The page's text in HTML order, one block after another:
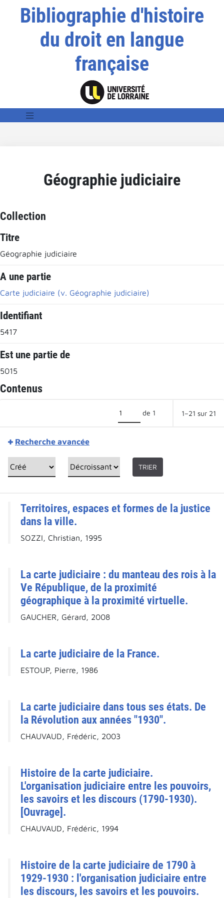
Bibliographie d'histoire
du droit en langue
française
Géographie judiciaire
Collection
Titre
Géographie judiciaire
A une partie
Carte judiciaire (v. Géographie judiciaire)
Identifiant
5417
Est une partie de
5015
Contenus
de 1 1–21 sur 21
Recherche avancée
TRIER
Territoires, espaces et formes de la justice
dans la ville.
SOZZI, Christian, 1995
La carte judiciaire : du manteau des rois à la
Ve République, de la proximité
géographique à la proximité virtuelle.
GAUCHER, Gérard, 2008
La carte judiciaire de la France.
ESTOUP, Pierre, 1986
La carte judiciaire dans tous ses états. De
la Révolution aux années "1930".
CHAUVAUD, Frédéric, 2003
Histoire de la carte judiciaire.
L'organisation judiciaire entre les pouvoirs,
les savoirs et les discours (1790-1930).
[Ouvrage].
CHAUVAUD, Frédéric, 1994
Histoire de la carte judiciaire de 1790 à
1929-1930 : l'organisation judiciaire entre
les discours, les savoirs et les pouvoirs.